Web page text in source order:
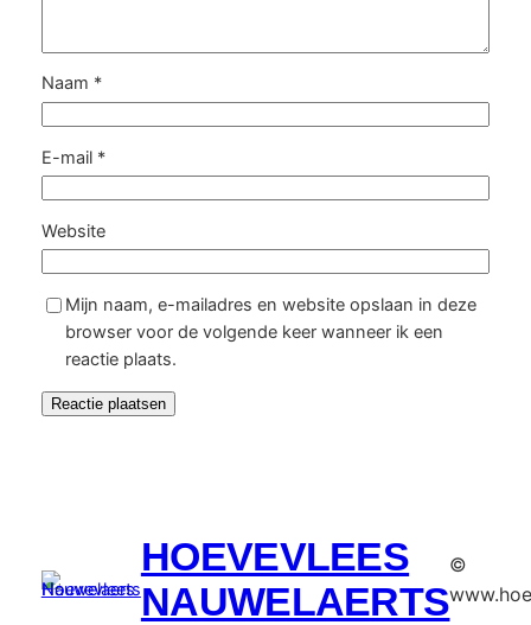
Naam *
E-mail *
Website
Mijn naam, e-mailadres en website opslaan in deze
browser voor de volgende keer wanneer ik een
reactie plaats.
HOEVEVLEES
NAUWELAERTS
©